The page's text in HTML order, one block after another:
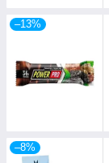
–13%
–8%